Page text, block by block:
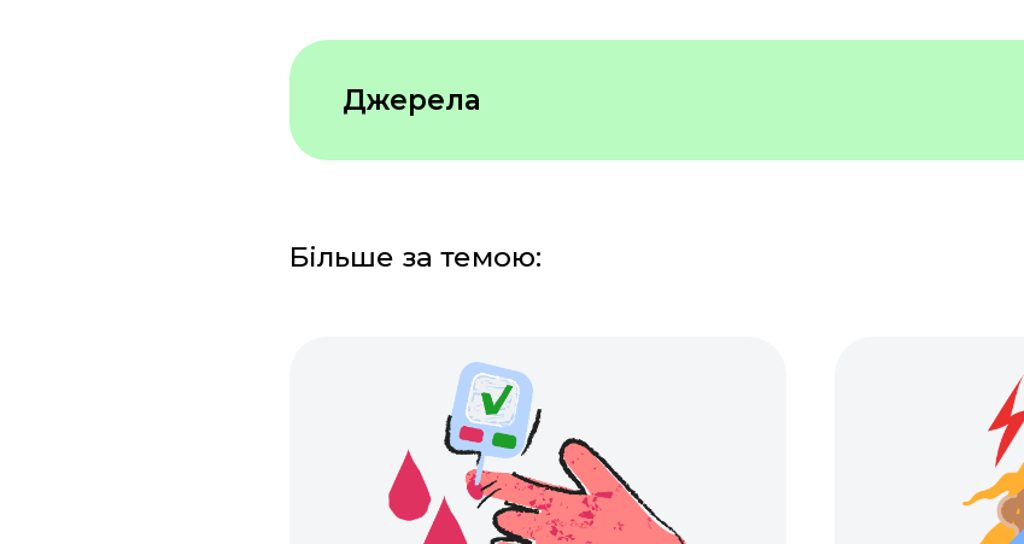
Джерела
Mayo Clinic
American Thyroid Association
Johns Hopkins Medicine
Більше за темою: